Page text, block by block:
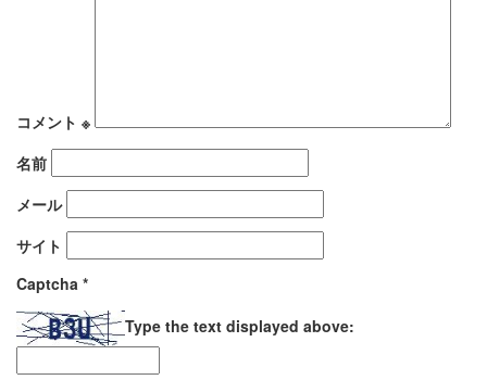
コメント ※
名前
メール
サイト
Captcha *
Type the text displayed above: